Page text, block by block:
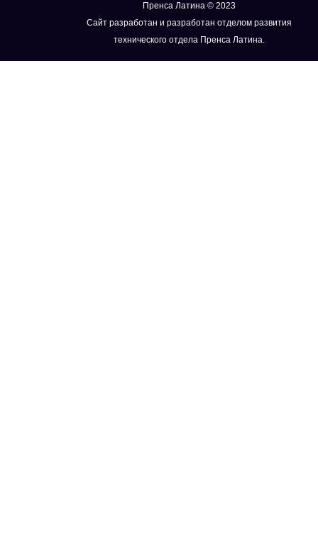
Пренса Латина © 2023
Сайт разработан и разработан отделом развития
технического отдела Пренса Латина.